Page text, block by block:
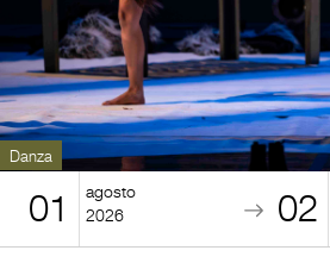
DOCUMENTOS
BOLETOS
Guía
Mensual
Danza
01
agosto
2026
02